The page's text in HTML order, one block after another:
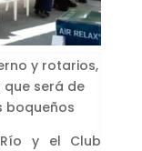
y rotarios,
será de
boqueños
y el Club